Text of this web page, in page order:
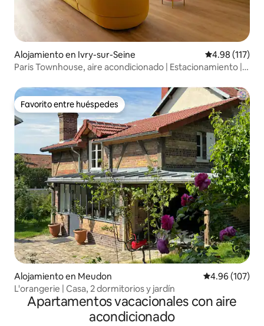
Alojamiento en Ivry-sur-Seine Calificación
4.98 (117)
Paris Townhouse, aire acondicionado | Estacionamiento |
Favorito entre huéspedes
Favorito entre huéspedes
Alojamiento en Meudon Calificación
4.96 (107)
L'orangerie | Casa, 2 dormitorios y jardín
Apartamentos vacacionales con aire
acondicionado